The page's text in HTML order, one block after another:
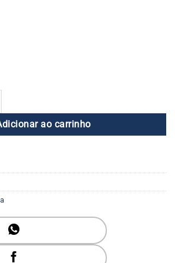
Kundalini Yoga como ensinado por Yogi
ao carrinho